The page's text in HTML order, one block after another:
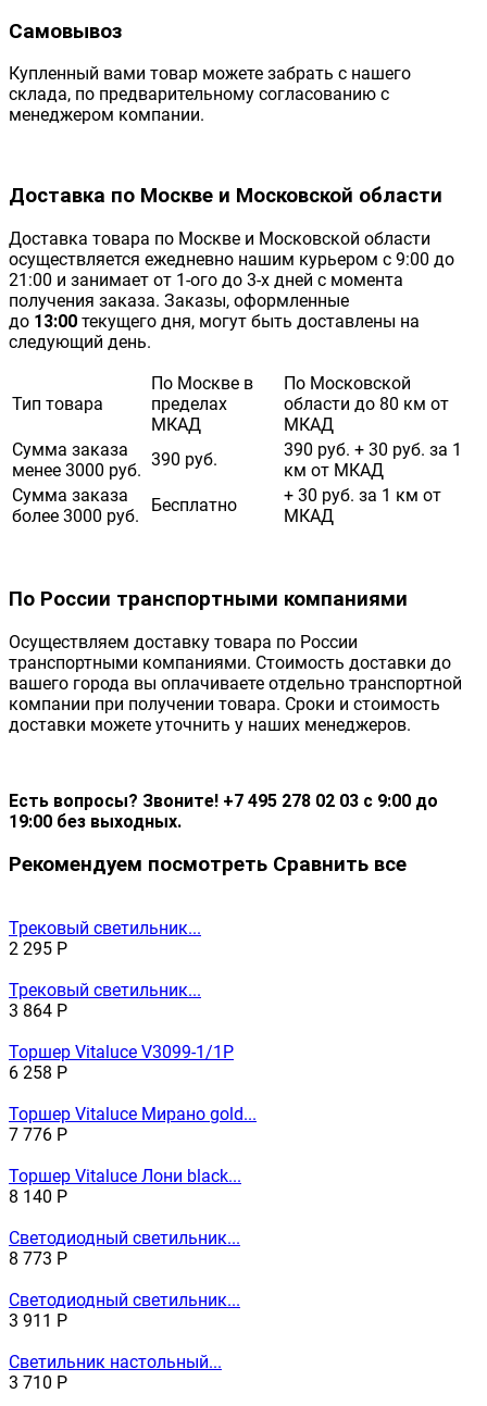
Самовывоз
Купленный вами товар можете забрать с нашего
склада, по предварительному согласованию с
менеджером компании.
Доставка по Москве и Московской области
Доставка товара по Москве и Московской области
осуществляется ежедневно нашим курьером с 9:00 до
21:00 и занимает от 1-ого до 3-х дней с момента
получения заказа. Заказы, оформленные
до 13:00 текущего дня, могут быть доставлены на
следующий день.
Тип товара
По Москве в
пределах
МКАД
По Московской
области до 80 км от
МКАД
Сумма заказа
менее 3000 руб.
390 руб.
390 руб. + 30 руб. за 1
км от МКАД
Сумма заказа
более 3000 руб.
Бесплатно
+ 30 руб. за 1 км от
МКАД
По России транспортными компаниями
Осуществляем доставку товара по России
транспортными компаниями. Стоимость доставки до
вашего города вы оплачиваете отдельно транспортной
компании при получении товара. Сроки и стоимость
доставки можете уточнить у наших менеджеров.
Есть вопросы? Звоните! +7 495 278 02 03 с 9:00 до
19:00 без выходных.
Рекомендуем посмотреть Сравнить все
Трековый светильник...
2 295 Р
Трековый светильник...
3 864 Р
Торшер Vitaluce V3099-1/1P
6 258 Р
Торшер Vitaluce Мирано gold...
7 776 Р
Торшер Vitaluce Лони black...
8 140 Р
Светодиодный светильник...
8 773 Р
Светодиодный светильник...
3 911 Р
Светильник настольный...
3 710 Р